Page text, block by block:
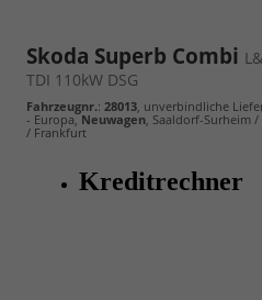
Skoda Superb Combi
TDI 110kW DSG
Fahrzeugnr.: 28013, unverbindliche
- Europa,Neuwagen, Saaldorf-Surheim
/ Frankfurt